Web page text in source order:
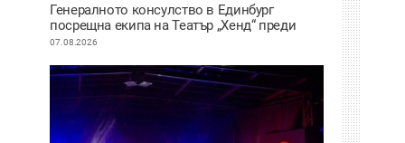
Генералното консулство в Единбург
посрещна екипа на Театър „Хенд“ преди
историческия им дебют на световния
07.08.2026